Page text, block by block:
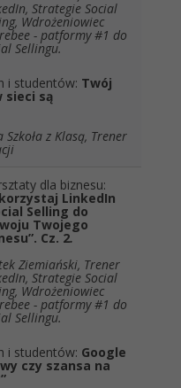
Strategie Social
Wdrożeniowiec
- patformy #1 do
Sellingu.
i studentów: Twój
sieci są
z Klasą, Trener
dla biznesu:
LinkedIn
Selling do
Twojego
Cz. 2.
Ziemiański, Trener
Strategie Social
Wdrożeniowiec
- patformy #1 do
Sellingu.
i studentów: Google
czy szansa na